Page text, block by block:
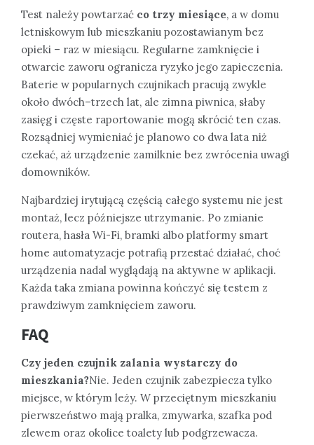
Test należy powtarzać co trzy miesiące, a w domu
letniskowym lub mieszkaniu pozostawianym bez
opieki – raz w miesiącu. Regularne zamknięcie i
otwarcie zaworu ogranicza ryzyko jego zapieczenia.
Baterie w popularnych czujnikach pracują zwykle
około dwóch–trzech lat, ale zimna piwnica, słaby
zasięg i częste raportowanie mogą skrócić ten czas.
Rozsądniej wymieniać je planowo co dwa lata niż
czekać, aż urządzenie zamilknie bez zwrócenia uwagi
domowników.
Najbardziej irytującą częścią całego systemu nie jest
montaż, lecz późniejsze utrzymanie. Po zmianie
routera, hasła Wi-Fi, bramki albo platformy smart
home automatyzacje potrafią przestać działać, choć
urządzenia nadal wyglądają na aktywne w aplikacji.
Każda taka zmiana powinna kończyć się testem z
prawdziwym zamknięciem zaworu.
FAQ
Czy jeden czujnik zalania wystarczy do
mieszkania?Nie. Jeden czujnik zabezpiecza tylko
miejsce, w którym leży. W przeciętnym mieszkaniu
pierwszeństwo mają pralka, zmywarka, szafka pod
zlewem oraz okolice toalety lub podgrzewacza.